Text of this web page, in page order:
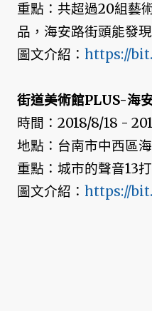
重點：共超過20組藝
品，海安路街頭能發
圖文介紹： https://
街道美術館PLUS-海
時間：2018/8/18 -
地點：台南市中西區
重點：城市的聲音13
圖文介紹： https://